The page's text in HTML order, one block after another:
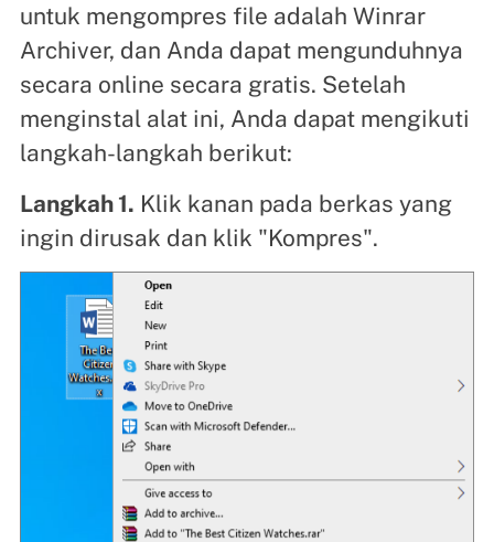
untuk mengompres file adalah Winrar
Archiver, dan Anda dapat mengunduhnya
secara online secara gratis. Setelah
menginstal alat ini, Anda dapat mengikuti
langkah-langkah berikut:
Langkah 1. Klik kanan pada berkas yang
ingin dirusak dan klik "Kompres".